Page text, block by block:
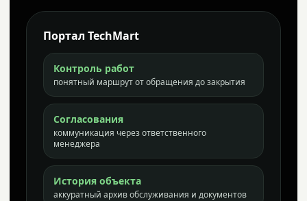
Портал TechMart
Контроль работ
понятный маршрут от обращения до закрытия
Согласования
коммуникация через ответственного
менеджера
История объекта
аккуратный архив обслуживания и документов